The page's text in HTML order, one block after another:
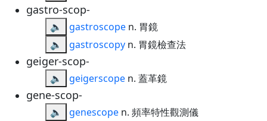
gastro-scop-
🔈 gastroscope n. 胃鏡
🔈
gastroscopy n. 胃鏡檢查法
geiger-scop-
🔈 geigerscope n. 蓋革鏡
gene-scop-
🔈 genescope n. 頻率特性觀測儀